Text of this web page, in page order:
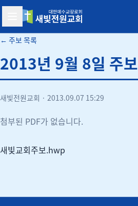
새빛전원교회
← 주보 목록
2013년 9월 8일 주보
새빛전원교회 · 2013.09.07 15:29
첨부된 PDF가 없습니다.
새빛교회주보.hwp